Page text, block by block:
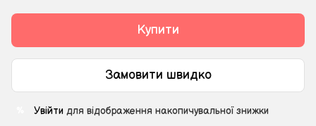
Купити
Замовити швидко
Увійти для відображення накопичувальної знижки